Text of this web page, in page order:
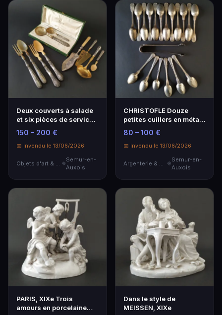
Deux couverts à salade
et six pièces de service
dépareillées…
150 – 200 €
📅 Invendu le 13/06/2026
Objets d'art & Curiosités
Semur-en-
Auxois
CHRISTOFLE Douze
petites cuillers en métal
argenté, modèle f…
80 – 100 €
📅 Invendu le 13/06/2026
Argenterie & Orfèvrerie
Semur-en-
Auxois
PARIS, XIXe Trois
amours en porcelaine
Dans le style de
MEISSEN, XIXe